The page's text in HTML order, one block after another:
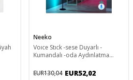
Neeko
Voıce Stıck -sese Duyarlı -
Kumandalı -oda Aydınlatma
Özellik
EUR130,04 EUR52,02